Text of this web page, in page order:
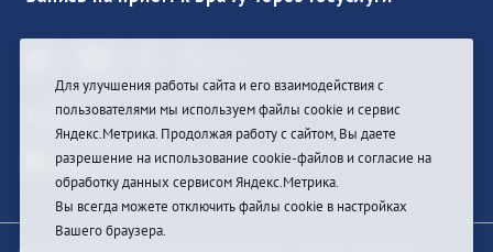
Войти
Для улучшения работы сайта и его взаимодействия с
пользователями мы используем файлы cookie и сервис
Яндекс.Метрика. Продолжая работу с сайтом, Вы даете
разрешение на использование cookie-файлов и согласие на
обработку данных сервисом Яндекс.Метрика.
Вы всегда можете отключить файлы cookie в настройках
Вашего браузера.